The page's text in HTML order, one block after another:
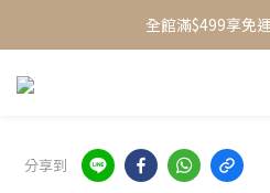
加入會員立即送
全館滿$499享免
加入會員立即送
分享到